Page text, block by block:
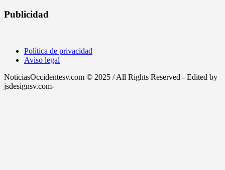
Publicidad
Política de privacidad
Aviso legal
NoticiasOccidentesv.com © 2025 / All Rights Reserved - Edited by
jsdesignsv.com-